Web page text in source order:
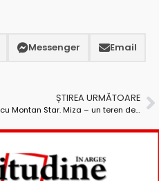
Messenger Email
ȘTIREA URMĂTOARE
Primăria Piteşti în instanţă cu Montan Star. Miza – un teren de 15.000 mp